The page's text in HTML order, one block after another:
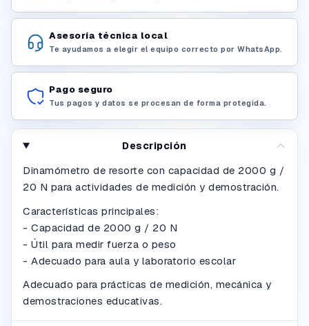
Asesoría técnica local
Te ayudamos a elegir el equipo correcto por WhatsApp.
Pago seguro
Tus pagos y datos se procesan de forma protegida.
Descripción
Dinamómetro de resorte con capacidad de 2000 g /
20 N para actividades de medición y demostración.
Características principales:
- Capacidad de 2000 g / 20 N
- Útil para medir fuerza o peso
- Adecuado para aula y laboratorio escolar
Adecuado para prácticas de medición, mecánica y
demostraciones educativas.